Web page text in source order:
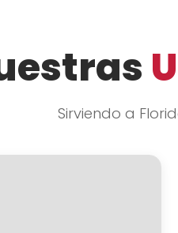
Sirviendo a